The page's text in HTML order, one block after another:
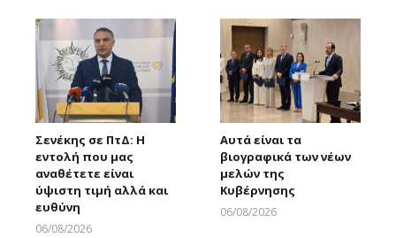
Σενέκης σε ΠτΔ: Η
εντολή που μας
αναθέτετε είναι
ύψιστη τιμή αλλά και
ευθύνη
06/08/2026
Αυτά είναι τα
βιογραφικά των νέων
μελών της
Κυβέρνησης
06/08/2026